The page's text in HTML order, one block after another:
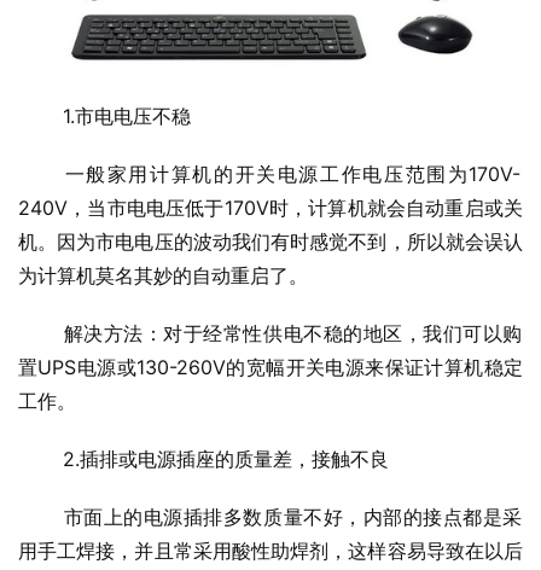
1.市电电压不稳
240V，当市电电压低于170V时，计算机就会自动重启或关
机。因为市电电压的波动我们有时感觉不到，所以就会误认
为计算机莫名其妙的自动重启了。
置UPS电源或130-260V的宽幅开关电源来保证计算机稳定
工作。
2.插排或电源插座的质量差，接触不良
用手工焊接，并且常采用酸性助焊剂，这样容易导致在以后